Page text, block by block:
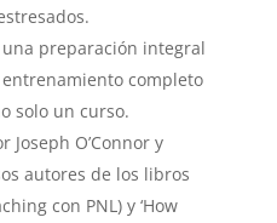
preparación integral
completo
solo un curso.
O’Connor y
autores de los libros
con PNL) y ‘How